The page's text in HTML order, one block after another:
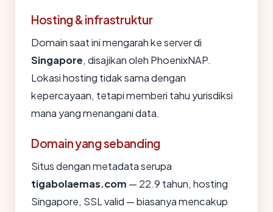
Hosting & infrastruktur
Domain saat ini mengarah ke server di
Singapore, disajikan oleh PhoenixNAP.
Lokasi hosting tidak sama dengan
kepercayaan, tetapi memberi tahu yurisdiksi
mana yang menangani data.
Domain yang sebanding
Situs dengan metadata serupa
tigabolaemas.com — 22.9 tahun, hosting
Singapore, SSL valid — biasanya mencakup